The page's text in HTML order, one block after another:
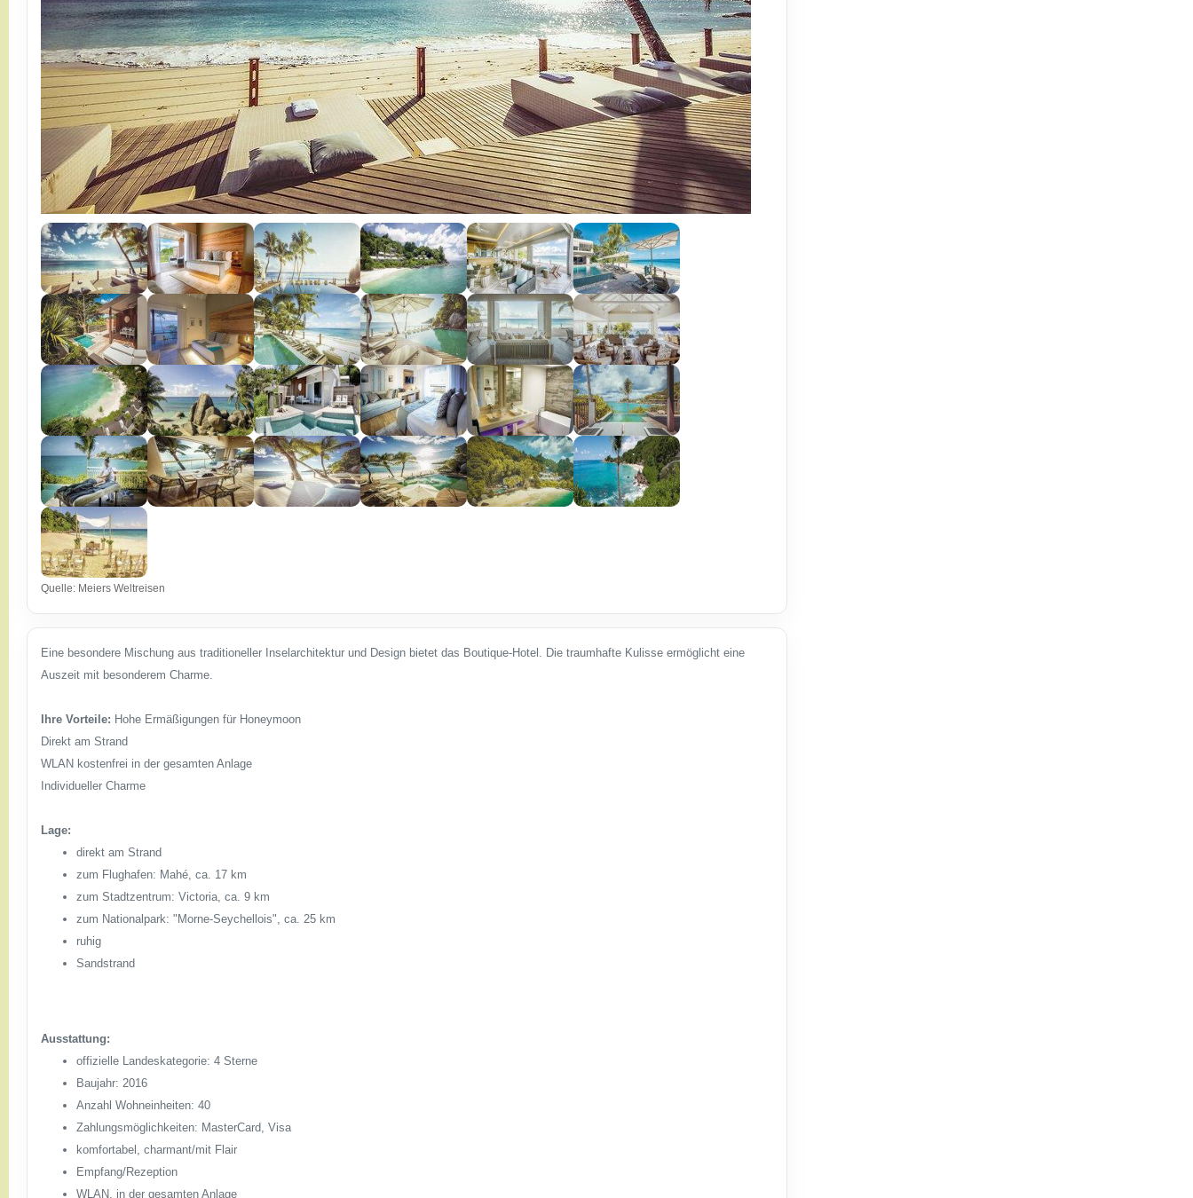
Quelle: Meiers Weltreisen
Eine besondere Mischung aus traditioneller Inselarchitektur und Design bietet das Boutique-Hotel. Die traumhafte Kulisse ermöglicht eine
Auszeit mit besonderem Charme.
Ihre Vorteile: Hohe Ermäßigungen für Honeymoon
Direkt am Strand
WLAN kostenfrei in der gesamten Anlage
Individueller Charme
Lage:
direkt am Strand
zum Flughafen: Mahé, ca. 17 km
zum Stadtzentrum: Victoria, ca. 9 km
zum Nationalpark: "Morne-Seychellois", ca. 25 km
ruhig
Sandstrand
Ausstattung:
offizielle Landeskategorie: 4 Sterne
Baujahr: 2016
Anzahl Wohneinheiten: 40
Zahlungsmöglichkeiten: MasterCard, Visa
komfortabel, charmant/mit Flair
Empfang/Rezeption
WLAN, in der gesamten Anlage